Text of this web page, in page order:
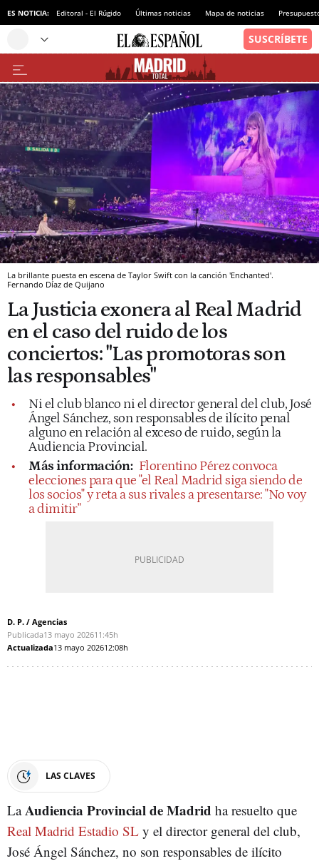
ES NOTICIA: Editoral - El Rúgido Últimas noticias Mapa de noticias
La brillante puesta en escena de Taylor Swift con la canción 'Enchanted'.
Fernando Díaz de Quijano
La Justicia exonera al Real Madrid
en el caso del ruido de los
conciertos: "Las promotoras son
las responsables"
Ni el club blanco ni el director general del club, José
Ángel Sánchez, son responsables de ilícito penal
alguno en relación al exceso de ruido, según la
Audiencia Provincial.
Más información: Florentino Pérez convoca
elecciones para que "el Real Madrid siga siendo de
los socios" y reta a sus rivales a presentarse: "No voy
a dimitir"
D. P. / Agencias
Publicada13 mayo 202611:45h
Actualizada13 mayo 202612:08h
LAS CLAVES
LaAudiencia Provincial de Madrid ha resuelto que
Real Madrid Estadio SL y el director general del club,
José Ángel Sánchez, no son responsables de ilícito